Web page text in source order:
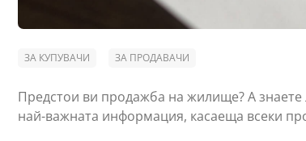
ЗА КУПУВАЧИ ЗА ПРОДАВАЧИ
Предстои ви продажба на жилище? А
най-важната информация, касаеща всеки